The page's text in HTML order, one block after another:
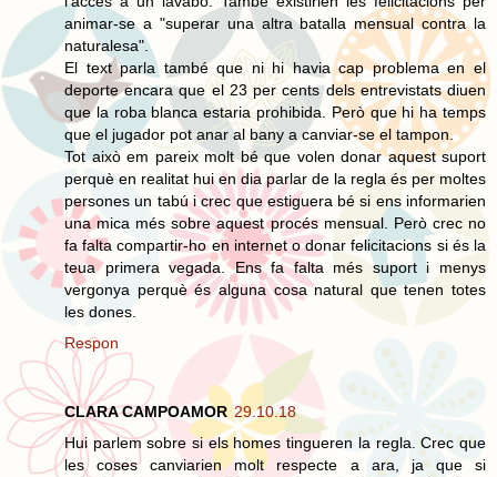
animar-se a "superar una altra batalla mensual contra la
naturalesa".
El text parla també que ni hi havia cap problema en el
deporte encara que el 23 per cents dels entrevistats diuen
que la roba blanca estaria prohibida. Però que hi ha temps
que el jugador pot anar al bany a canviar-se el tampon.
Tot això em pareix molt bé que volen donar aquest suport
perquè en realitat hui en dia parlar de la regla és per moltes
persones un tabú i crec que estiguera bé si ens informarien
una mica més sobre aquest procés mensual. Però crec no
fa falta compartir-ho en internet o donar felicitacions si és la
teua primera vegada. Ens fa falta més suport i menys
vergonya perquè és alguna cosa natural que tenen totes
les dones.
Respon
CLARA CAMPOAMOR 29.10.18
Hui parlem sobre si els homes tingueren la regla. Crec que
les coses canviarien molt respecte a ara, ja que si